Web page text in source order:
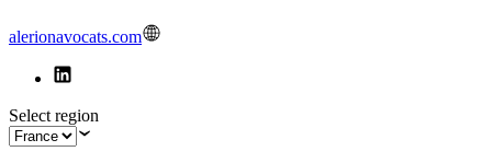
alerionavocats.com
Select region